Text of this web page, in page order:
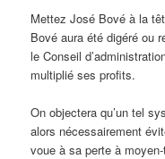
Mettez José Bové à la
Bové aura été digéré ou
le Conseil
multiplié ses profits.
On objectera qu’un tel
alors nécessairement
voue à sa perte à